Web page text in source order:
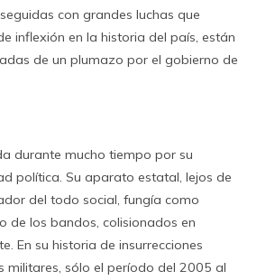
con grandes luchas que
inflexión en la historia del país, están
de un plumazo por el gobierno de
durante mucho tiempo por su
política. Su aparato estatal, lejos de
del todo social, fungía como
de los bandos, colisionados en
En su historia de insurrecciones
militares, sólo el período del 2005 al